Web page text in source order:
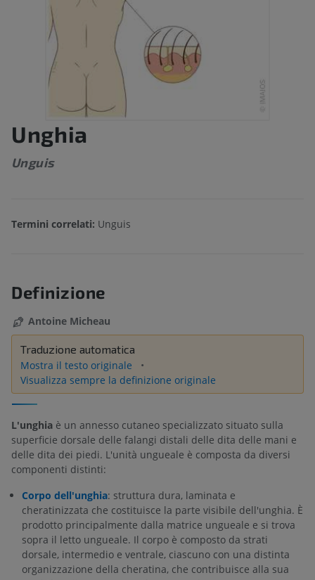
Unghia
Unguis
Termini correlati: Unguis
Definizione
Antoine Micheau
Traduzione automatica
Mostra il testo originale
Visualizza sempre la definizione originale
L'unghia è un annesso cutaneo specializzato situato sulla
superficie dorsale delle falangi distali delle dita delle mani e
delle dita dei piedi. L'unità ungueale è composta da diversi
componenti distinti:
Corpo dell'unghia: struttura dura, laminata e
cheratinizzata che costituisce la parte visibile dell'unghia. È
prodotto principalmente dalla matrice ungueale e si trova
sopra il letto ungueale. Il corpo è composto da strati
dorsale, intermedio e ventrale, ciascuno con una distinta
organizzazione della cheratina, che contribuisce alla sua